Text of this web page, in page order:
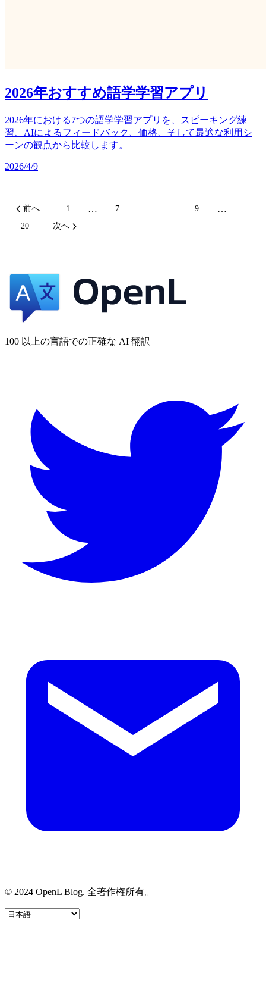
2026年おすすめ語学学習アプリ
2026年における7つの語学学習アプリを、スピーキング練
習、AIによるフィードバック、価格、そして最適な利用シ
ーンの観点から比較します。
2026/4/9
前へ 1 … 7 9 …
20 次へ
100 以上の言語での正確な AI 翻訳
© 2024 OpenL Blog. 全著作権所有。